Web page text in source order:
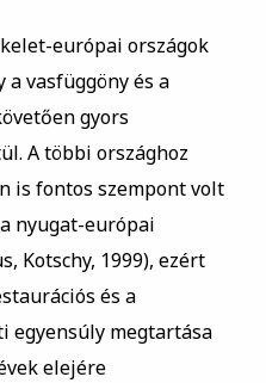
európai országok
vasfüggöny és a
gyors
A többi országhoz
is fontos szempont volt
nyugat-európai
Kotschy, 1999), ezért
és a
egyensúly megtartása
elejére